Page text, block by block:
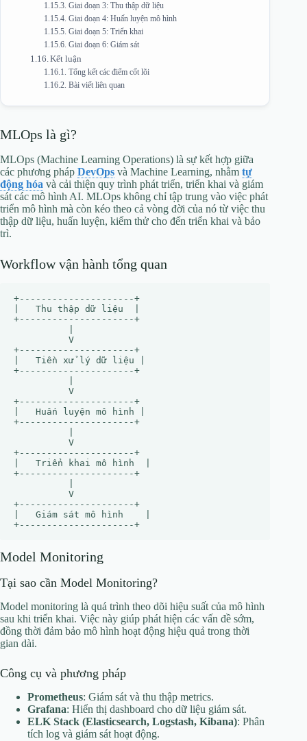
Giai đoạn 3: Thu thập dữ liệu
Giai đoạn 4: Huấn luyện mô hình
Giai đoạn 5: Triển khai
Giai đoạn 6: Giám sát
Kết luận
Tổng kết các điểm cốt lõi
Bài viết liên quan
MLOps là gì?
MLOps (Machine Learning Operations) là sự kết hợp giữa
các phương pháp DevOps và Machine Learning, nhằm tự
động hóa và cải thiện quy trình phát triển, triển khai và giám
sát các mô hình AI. MLOps không chỉ tập trung vào việc phát
triển mô hình mà còn kéo theo cả vòng đời của nó từ việc thu
thập dữ liệu, huấn luyện, kiểm thử cho đến triển khai và bảo
trì.
Workflow vận hành tổng quan
+---------------------+
|   Thu thập dữ liệu  |
+---------------------+
          V
+---------------------+
|   Tiền xử lý dữ liệu |
+---------------------+
          V
+---------------------+
|   Huấn luyện mô hình |
+---------------------+
          V
+---------------------+
|   Triển khai mô hình  |
+---------------------+
          V
+---------------------+
|   Giám sát mô hình    |
Model Monitoring
Tại sao cần Model Monitoring?
Model monitoring là quá trình theo dõi hiệu suất của mô hình
sau khi triển khai. Việc này giúp phát hiện các vấn đề sớm,
đồng thời đảm bảo mô hình hoạt động hiệu quả trong thời
gian dài.
Công cụ và phương pháp
Prometheus: Giám sát và thu thập metrics.
Grafana: Hiển thị dashboard cho dữ liệu giám sát.
ELK Stack (Elasticsearch, Logstash, Kibana): Phân
tích log và giám sát hoạt động.